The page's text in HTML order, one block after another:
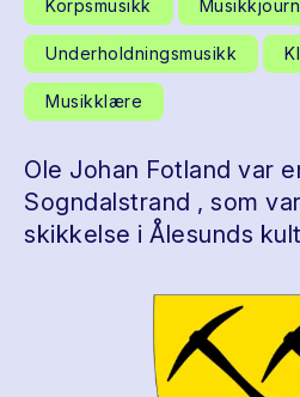
Korpsmusikk
Underholdningsmusikk
Musikklære
Ole Johan Fotland var
Sogndalstrand , som
skikkelse i Ålesunds